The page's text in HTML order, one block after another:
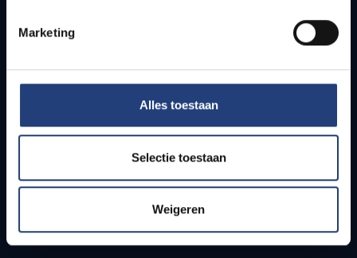
Marketing
Alles toestaan
Selectie toestaan
Weigeren
Students
PhD students
Teachers and secondary schools
Working students